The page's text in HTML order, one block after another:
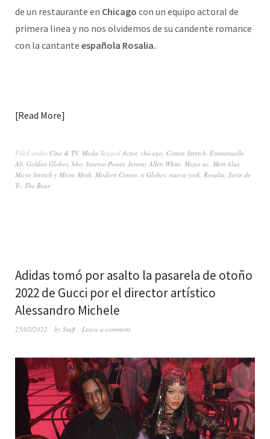
de un restaurante en Chicago con un equipo actoral de
primera linea y no nos olvidemos de su candente romance
con la cantante española Rosalia.
Read More
Filed under Cine & TV, Moda Tagged Actor, chicago, Cotton Stretch, Emmanuelle
Alt, Golden Globes, hbo, Intense Power, Jeremy Allen White, Mejor ac, Mert Alas,
Micro Stretch y Micro Mesh, Modern Cotton, n Globes, nueva york, Rosalia, Serie de
Tv, The Bear
Adidas tomó por asalto la pasarela de otoño
2022 de Gucci por el director artístico
Alessandro Michele
25/02/2022 by Staff Leave a comment